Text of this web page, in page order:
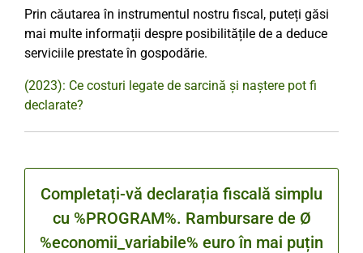
Prin căutarea în instrumentul nostru fiscal, puteți găsi
mai multe informații despre posibilitățile de a deduce
serviciile prestate în gospodărie.
(2023): Ce costuri legate de sarcină și naștere pot fi
declarate?
Completați-vă declarația fiscală simplu
cu %PROGRAM%. Rambursare de Ø
%economii_variabile% euro în mai puțin